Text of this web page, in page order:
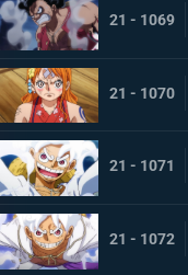
21 - 1069
21 - 1070
21 - 1071
21 - 1072